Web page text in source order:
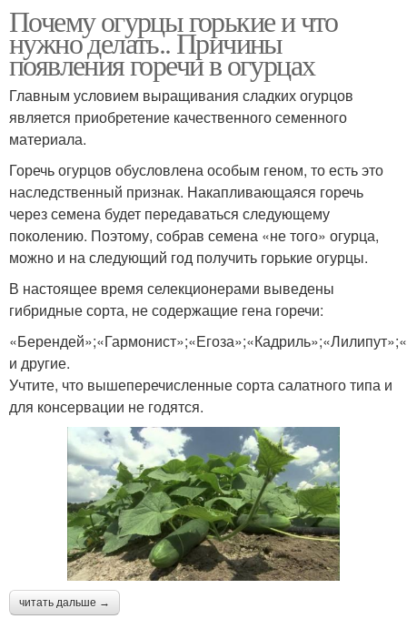
Почему огурцы горькие и что
нужно делать.. Причины
появления горечи в огурцах
Главным условием выращивания сладких огурцов
является приобретение качественного семенного
материала.
Горечь огурцов обусловлена особым геном, то есть это
наследственный признак. Накапливающаяся горечь
через семена будет передаваться следующему
поколению. Поэтому, собрав семена «не того» огурца,
можно и на следующий год получить горькие огурцы.
В настоящее время селекционерами выведены
гибридные сорта, не содержащие гена горечи:
и другие.
Учтите, что вышеперечисленные сорта салатного типа и
для консервации не годятся.
читать дальше →